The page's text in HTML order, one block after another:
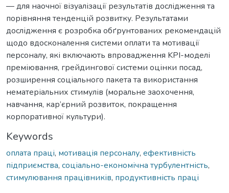
— для наочної візуалізації результатів дослідження та
порівняння тенденцій розвитку. Результатами
дослідження є розробка обґрунтованих рекомендацій
щодо вдосконалення системи оплати та мотивації
персоналу, які включають впровадження KPI-моделі
преміювання, грейдингової системи оцінки посад,
розширення соціального пакета та використання
нематеріальних стимулів (моральне заохочення,
навчання, кар’єрний розвиток, покращення
корпоративної культури).
Keywords
оплата праці, мотивація персоналу, ефективність
підприємства, соціально-економічна турбулентність,
стимулювання працівників, продуктивність праці